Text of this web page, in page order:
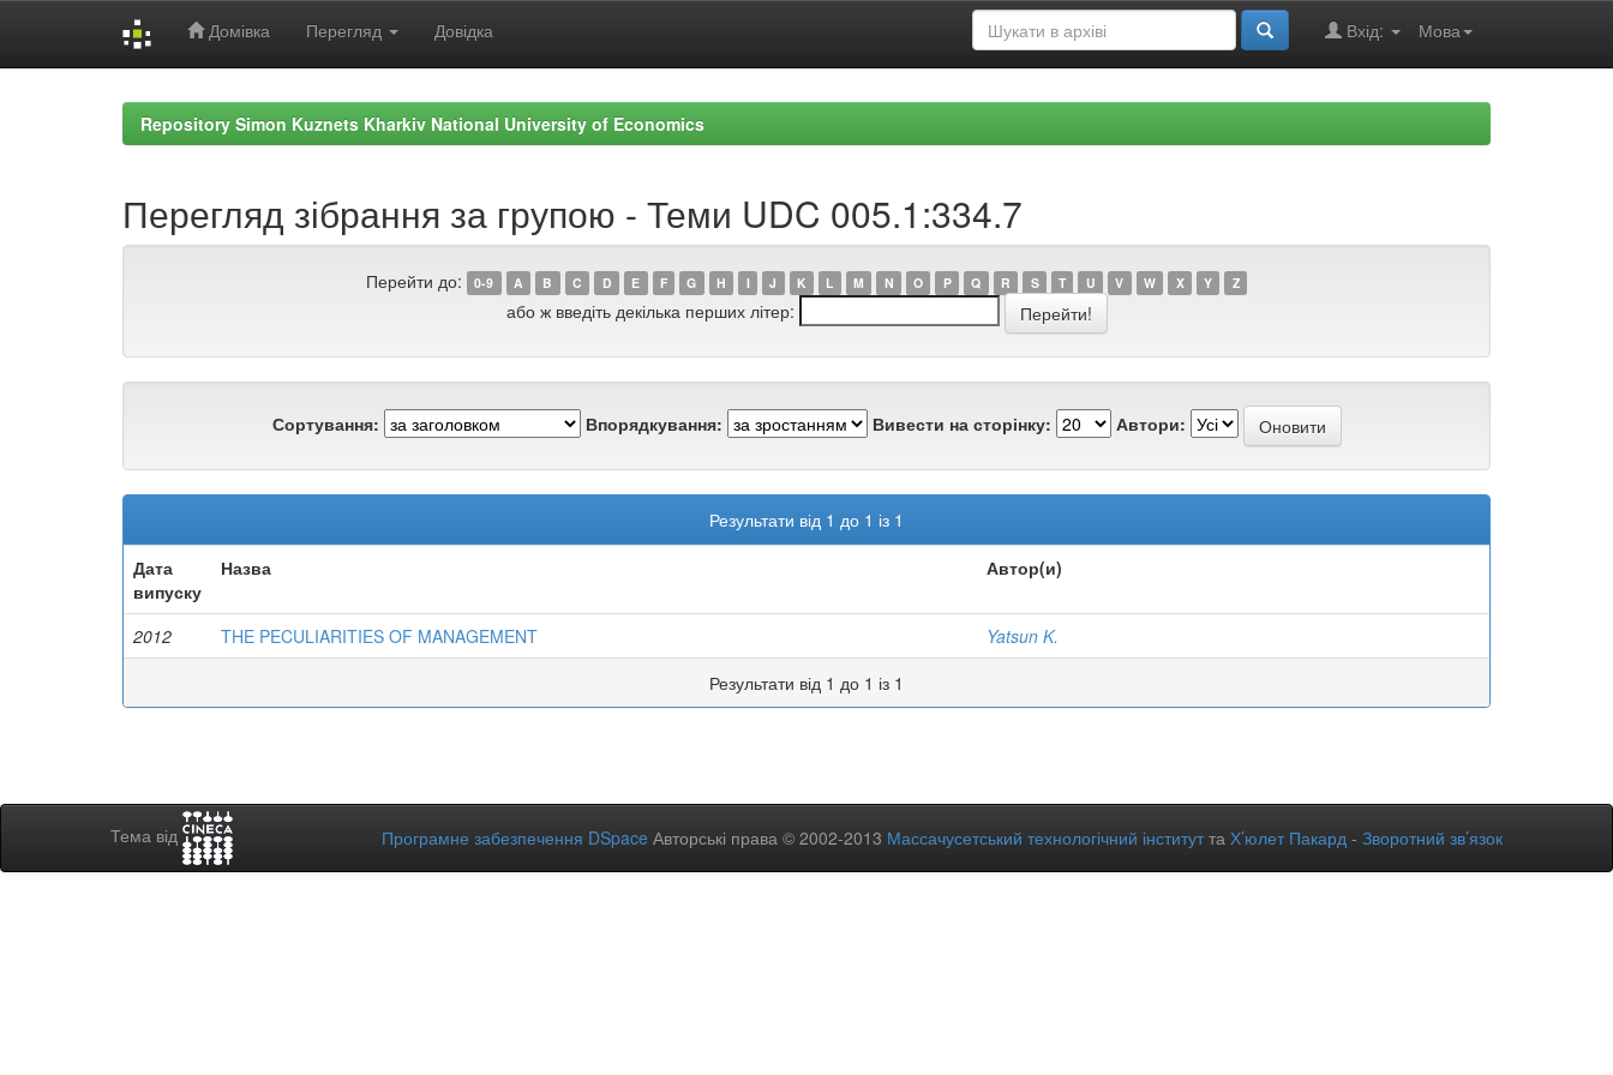
Домівка Перегляд Довідка Мова
Вхід:
Repository Simon Kuznets Kharkiv National University of Economics
Перегляд зібрання за групою - Теми UDC 005.1:334.7
Перейти до: 0-9 A B C D E F G H I J K L M N O P Q R S T U V W X Y Z
або ж введіть декілька перших літер:
Сортування: Впорядкування: Вивести на сторінку: Автори:
Результати від 1 до 1 із 1
Дата
випуску
Назва Автор(и)
2012 THE PECULIARITIES OF MANAGEMENT
Yatsun K.
Результати від 1 до 1 із 1
Тема від Програмне забезпечення DSpace Авторські права © 2002-2013 Массачусетський технологічний інститутта Х’юлет Пакард - Зворотний зв’язок